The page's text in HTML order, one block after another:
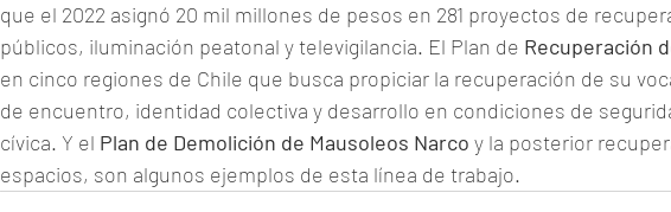
que el 2022 asignó 20 mil millones de pesos en 281 proyectos de
públicos, iluminación peatonal y televigilancia. El Plan de Recuperación
en cinco regiones de Chile que busca propiciar la recuperación de su
de encuentro, identidad colectiva y desarrollo en condiciones de
cívica. Y el Plan de Demolición de Mausoleos Narco y la posterior
espacios, son algunos ejemplos de esta línea de trabajo.